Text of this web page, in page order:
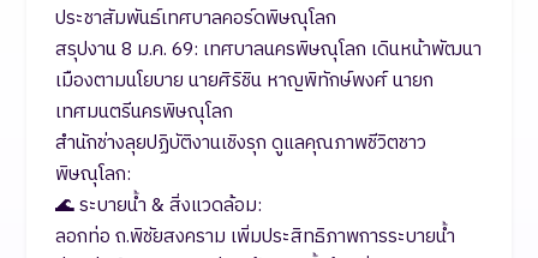
ประชาสัมพันธ์เทศบาลคอร์ดพิษณุโลก
สรุปงาน 8 ม.ค. 69: เทศบาลนครพิษณุโลก เดินหน้าพัฒนา
เมืองตามนโยบาย นายศิริชิน หาญพิทักษ์พงศ์ นายก
เทศมนตรีนครพิษณุโลก
สำนักช่างลุยปฏิบัติงานเชิงรุก ดูแลคุณภาพชีวิตชาว
พิษณุโลก:
🌊 ระบายน้ำ & สิ่งแวดล้อม:
ลอกท่อ ถ.พิชัยสงคราม เพิ่มประสิทธิภาพการระบายน้ำ